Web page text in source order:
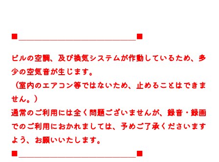
■＿＿＿＿＿＿＿＿＿＿＿＿＿＿＿■
ビルの空調、及び換気システムが作動しているため、多
少の空気音が生じます。
（室内のエアコン等ではないため、止めることはできま
せん。）
通常のご利用には全く問題ございませんが、録音・録画
でのご利用におかれましては、予めご了承くださいます
よう、お願いいたします。
■＿＿＿＿＿＿＿＿＿＿＿＿＿＿＿■